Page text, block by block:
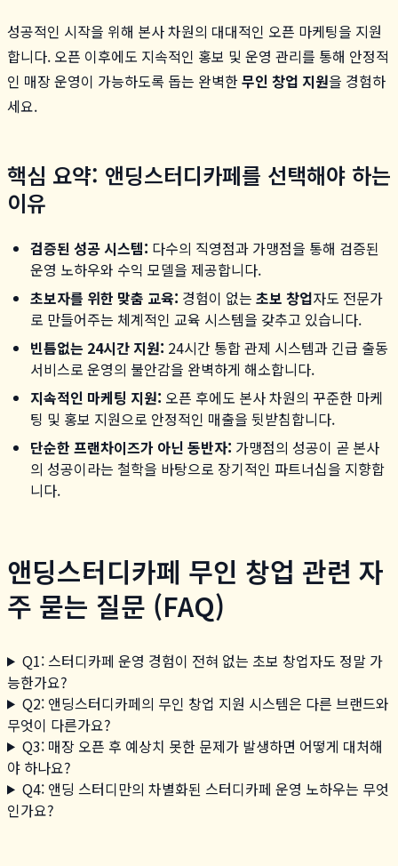
성공적인 시작을 위해 본사 차원의 대대적인 오픈 마케팅을 지원
합니다. 오픈 이후에도 지속적인 홍보 및 운영 관리를 통해 안정적
인 매장 운영이 가능하도록 돕는 완벽한무인 창업 지원을 경험하
세요.
핵심 요약: 앤딩스터디카페를 선택해야 하는
이유
검증된 성공 시스템: 다수의 직영점과 가맹점을 통해 검증된
운영 노하우와 수익 모델을 제공합니다.
초보자를 위한 맞춤 교육: 경험이 없는 초보 창업자도 전문가
로 만들어주는 체계적인 교육 시스템을 갖추고 있습니다.
빈틈없는 24시간 지원: 24시간 통합 관제 시스템과 긴급 출동
서비스로 운영의 불안감을 완벽하게 해소합니다.
지속적인 마케팅 지원: 오픈 후에도 본사 차원의 꾸준한 마케
팅 및 홍보 지원으로 안정적인 매출을 뒷받침합니다.
단순한 프랜차이즈가 아닌 동반자: 가맹점의 성공이 곧 본사
의 성공이라는 철학을 바탕으로 장기적인 파트너십을 지향합
니다.
앤딩스터디카페 무인 창업 관련 자
주 묻는 질문 (FAQ)
Q1: 스터디카페 운영 경험이 전혀 없는 초보 창업자도 정말 가
능한가요?
Q2: 앤딩스터디카페의 무인 창업 지원 시스템은 다른 브랜드와
무엇이 다른가요?
Q3: 매장 오픈 후 예상치 못한 문제가 발생하면 어떻게 대처해
야 하나요?
Q4: 앤딩 스터디만의 차별화된 스터디카페 운영 노하우는 무엇
인가요?